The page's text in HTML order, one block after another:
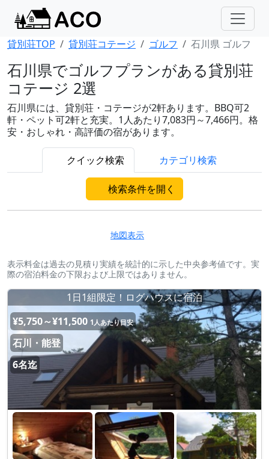
貸別荘TOP 貸別荘コテージ ゴルフ 石川県 ゴルフ
石川県でゴルフプランがある貸別荘
コテージ 2選
石川県には、貸別荘・コテージが2軒あります。BBQ可2
軒・ペット可2軒と充実。1人あたり7,083円～7,466円。格
安・おしゃれ・高評価の宿があります。
クイック検索 カテゴリ検索
検索条件を開く
地図表示
表示料金は過去の見積り実績を統計的に示した中央参考値です。実
際の宿泊料金の下限および上限ではありません。
1日1組限定！ログハウスに宿泊
¥5,750～¥11,500 1人あたり目安
石川・能登
6名迄